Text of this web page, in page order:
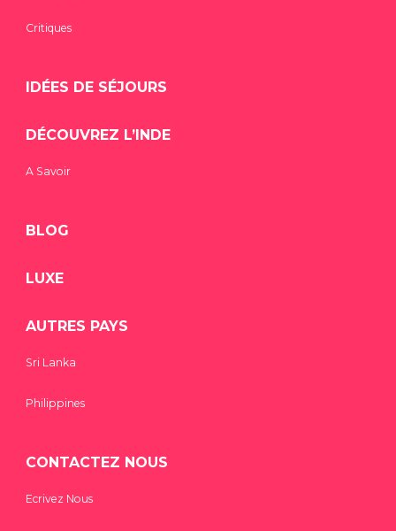
Critiques
IDÉES DE SÉJOURS
DÉCOUVREZ L’INDE
A Savoir
BLOG
LUXE
AUTRES PAYS
Sri Lanka
Philippines
CONTACTEZ NOUS
Ecrivez Nous